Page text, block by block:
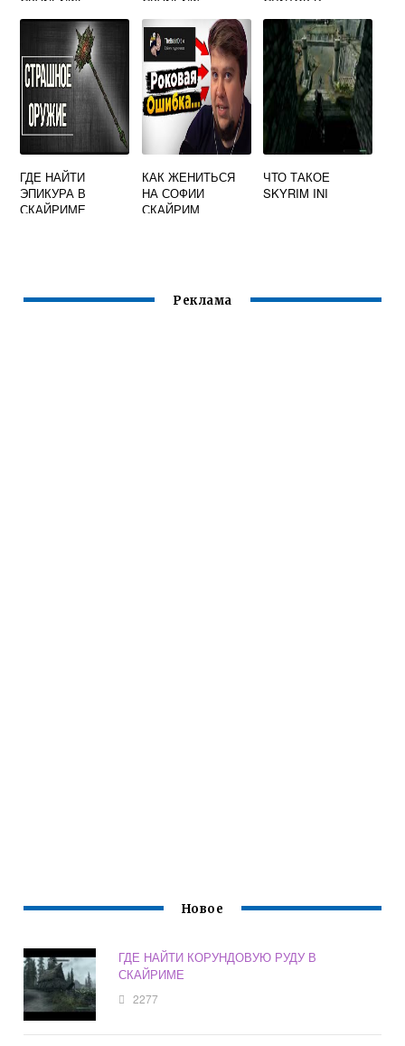
ГДЕ НАЙТИ
ЭПИКУРА В
СКАЙРИМЕ
КАК ЖЕНИТЬСЯ
НА СОФИИ
СКАЙРИМ
ЧТО ТАКОЕ
SKYRIM INI
Реклама
Новое
ГДЕ НАЙТИ КОРУНДОВУЮ РУДУ В
СКАЙРИМЕ
2277